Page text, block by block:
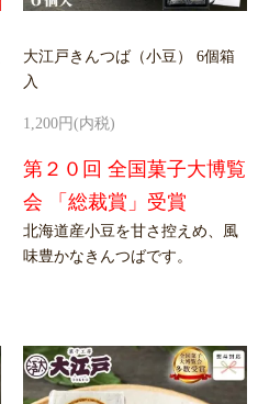
大江戸きんつば（小豆） 6個箱
入
1,200円(内税)
第２０回 全国菓子大博覧
会 「総裁賞」受賞
北海道産小豆を甘さ控えめ、風
味豊かなきんつばです。